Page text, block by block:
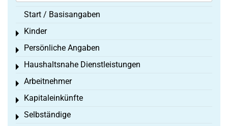
Start / Basisangaben
Kinder
Toggle menu
Persönliche Angaben
Toggle menu
Haushaltsnahe Dienstleistungen
Toggle menu
Arbeitnehmer
Toggle menu
Kapitaleinkünfte
Toggle menu
Selbständige
Toggle menu